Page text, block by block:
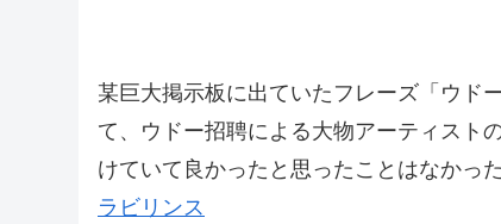
某巨大掲示板に出ていたフレーズ「ウ
て、ウドー招聘による大物アーティスト
けていて良かったと思ったことはなかった
ラビリンス